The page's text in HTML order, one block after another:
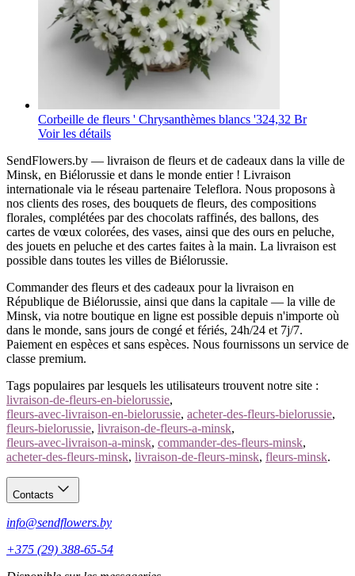
Corbeille de fleurs ' Chrysanthèmes blancs '324,32 Br
Voir les détails
SendFlowers.by — livraison de fleurs et de cadeaux dans la ville de
Minsk, en Biélorussie et dans le monde entier ! Livraison
internationale via le réseau partenaire Teleflora. Nous proposons à
nos clients des roses, des bouquets de fleurs, des compositions
florales, complétées par des chocolats raffinés, des ballons, des
cartes de vœux colorées, des vases, ainsi que des ours en peluche,
des jouets en peluche et des cartes faites à la main. La livraison est
possible dans toutes les villes de Biélorussie.
Commander des fleurs et des cadeaux pour la livraison en
République de Biélorussie, ainsi que dans la capitale — la ville de
Minsk, via notre boutique en ligne est possible depuis n'importe où
dans le monde, sans jours de congé et fériés, 24h/24 et 7j/7.
Paiement en espèces et sans espèces. Nous fournissons un service de
classe premium.
Tags populaires par lesquels les utilisateurs trouvent notre site :
livraison-de-fleurs-en-bielorussie,
fleurs-avec-livraison-en-bielorussie, acheter-des-fleurs-bielorussie,
fleurs-bielorussie, livraison-de-fleurs-a-minsk,
fleurs-avec-livraison-a-minsk, commander-des-fleurs-minsk,
acheter-des-fleurs-minsk, livraison-de-fleurs-minsk, fleurs-minsk.
Contacts
info@sendflowers.by
+375 (29) 388-65-54